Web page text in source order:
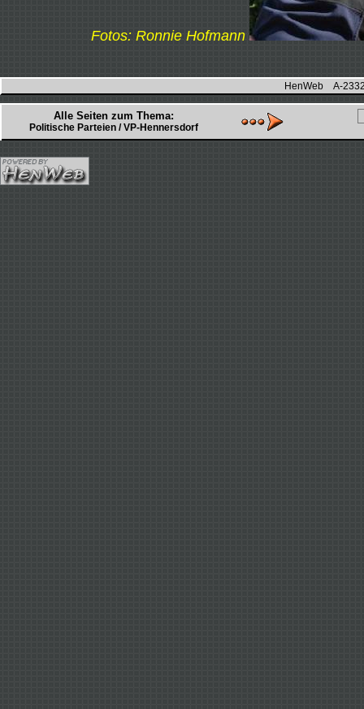
Fotos: Ronnie Hofmann
HenWeb A-
Alle Seiten zum Thema:
Politische Parteien / VP-Hennersdorf